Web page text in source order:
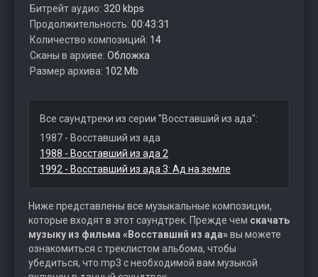
Битрейт аудио: 320 kbps
Продолжительность: 00:43:31
Количество композиций: 14
Сканы в архиве: Обложка
Размер архива: 102 Mb
Все саундтреки из серии "Восставший из ада":
1987 - Восставший из ада
1988 - Восставший из ада 2
1992 - Восставший из ада 3: Ад на земле
Ниже представлены все музыкальные композиции,
которые входят в этот саундтрек. Прежде чем скачать
музыку из фильма «Восставший из ада»вы можете
ознакомиться с треклистом альбома, чтобы
убедиться, что mp3 с необходимой вам музыкой